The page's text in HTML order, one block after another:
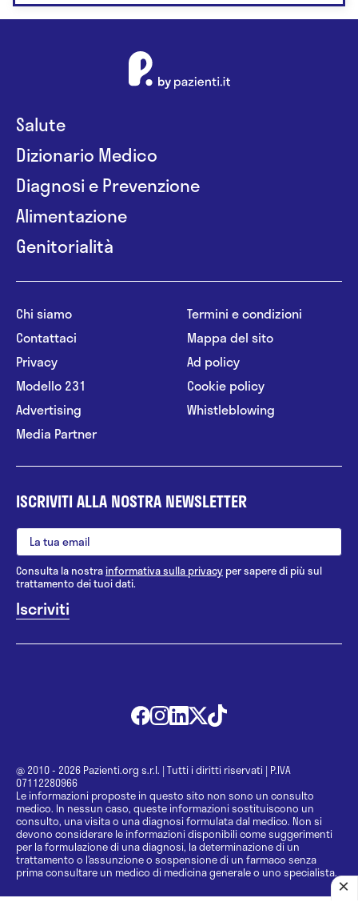
Salute
Dizionario Medico
Diagnosi e Prevenzione
Alimentazione
Genitorialità
Chi siamo
Contattaci
Privacy
Modello 231
Advertising
Media Partner
Termini e condizioni
Mappa del sito
Ad policy
Cookie policy
Whistleblowing
ISCRIVITI ALLA NOSTRA NEWSLETTER
Consulta la nostrainformativa sulla privacy per sapere di più sul
trattamento dei tuoi dati.
@ 2010 - 2026 Pazienti.org s.r.l. | Tutti i diritti riservati | P.IVA
07112280966
Le informazioni proposte in questo sito non sono un consulto
medico. In nessun caso, queste informazioni sostituiscono un
consulto, una visita o una diagnosi formulata dal medico. Non si
devono considerare le informazioni disponibili come suggerimenti
per la formulazione di una diagnosi, la determinazione di un
trattamento o l’assunzione o sospensione di un farmaco senza
prima consultare un medico di medicina generale o uno specialista.